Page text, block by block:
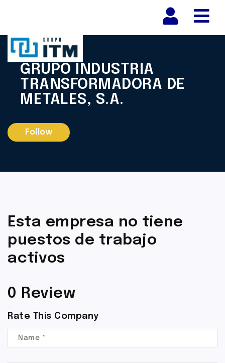
GRUPO INDUSTRIA
TRANSFORMADORA DE
METALES, S.A.
Follow
Esta empresa no tiene
puestos de trabajo
activos
0 Review
Rate This Company